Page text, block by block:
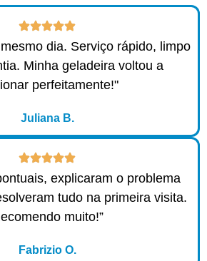
dia. Serviço rápido, limpo
Minha geladeira voltou a
perfeitamente!"
Juliana B.
explicaram o problema
tudo na primeira visita.
muito!”
Fabrizio O.